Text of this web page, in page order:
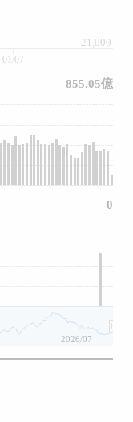
21,000
01/07
2026/07
855.05億
0